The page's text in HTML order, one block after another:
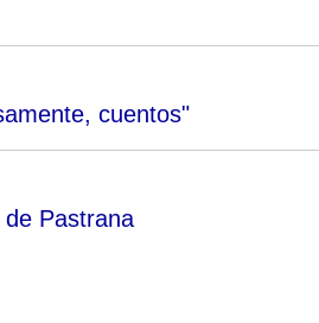
cuentos"
Pastrana